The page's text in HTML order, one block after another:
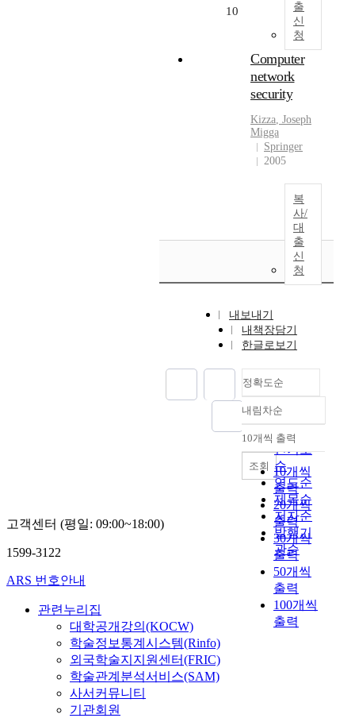
출
신
청
10
Computer
network
security
Kizza, Joseph
Migga
Springer
2005
복
사/
대
출
신
청
내보내기
내책장담기
한글로보기
정확도순
정확도
순
인기도
순
연도순
제목순
저자순
발행기
관순
내림차순
내림차순
10개씩 출력
10개씩
출력
20개씩
출력
30개씩
출력
50개씩
출력
100개씩
출력
조회
고객센터 (평일: 09:00~18:00)
1599-3122
ARS 번호안내
관련누리집
대학공개강의(KOCW)
학술정보통계시스템(Rinfo)
외국학술지지원센터(FRIC)
학술관계분석서비스(SAM)
사서커뮤니티
기관회원